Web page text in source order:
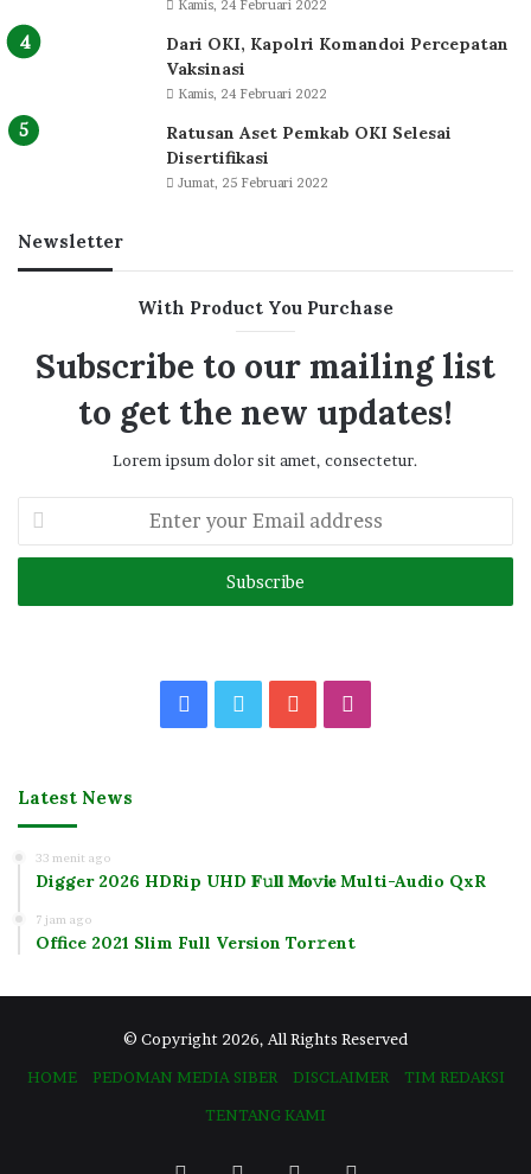
Kamis, 24 Februari 2022
Dari OKI, Kapolri Komandoi Percepatan
Vaksinasi
Kamis, 24 Februari 2022
Ratusan Aset Pemkab OKI Selesai
Disertifikasi
Jumat, 25 Februari 2022
Newsletter
With Product You Purchase
Subscribe to our mailing list
to get the new updates!
Lorem ipsum dolor sit amet, consectetur.
your
Email
FacebookTwitterYouTube
Latest News
33 menit ago
Digger 2026 HDRip UHD 𝐅𝚞𝐥𝐥 𝐌𝐨𝚟𝐢𝐞 Multi-Audio QxR
7 jam ago
Office 2021 Slim Full Version Tor𝚛ent
© Copyright 2026, All Rights Reserved
HOME
PEDOMAN MEDIA SIBER DISCLAIMER
TIM REDAKSI
TENTANG KAMI